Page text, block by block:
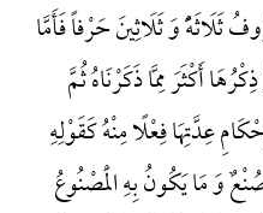
وَ ثَلَاثِینَ حَرْفاً فَأَمَّا
أَکْثَرَ مِمَّا ذَکَرْنَاهُ ثُمَّ
عِدَّتِهَا فِعْلًا مِنْهُ کَقَوْلِهِ
وَ مَا یَکُونُ بِهِ الْمَصْنُوعُ